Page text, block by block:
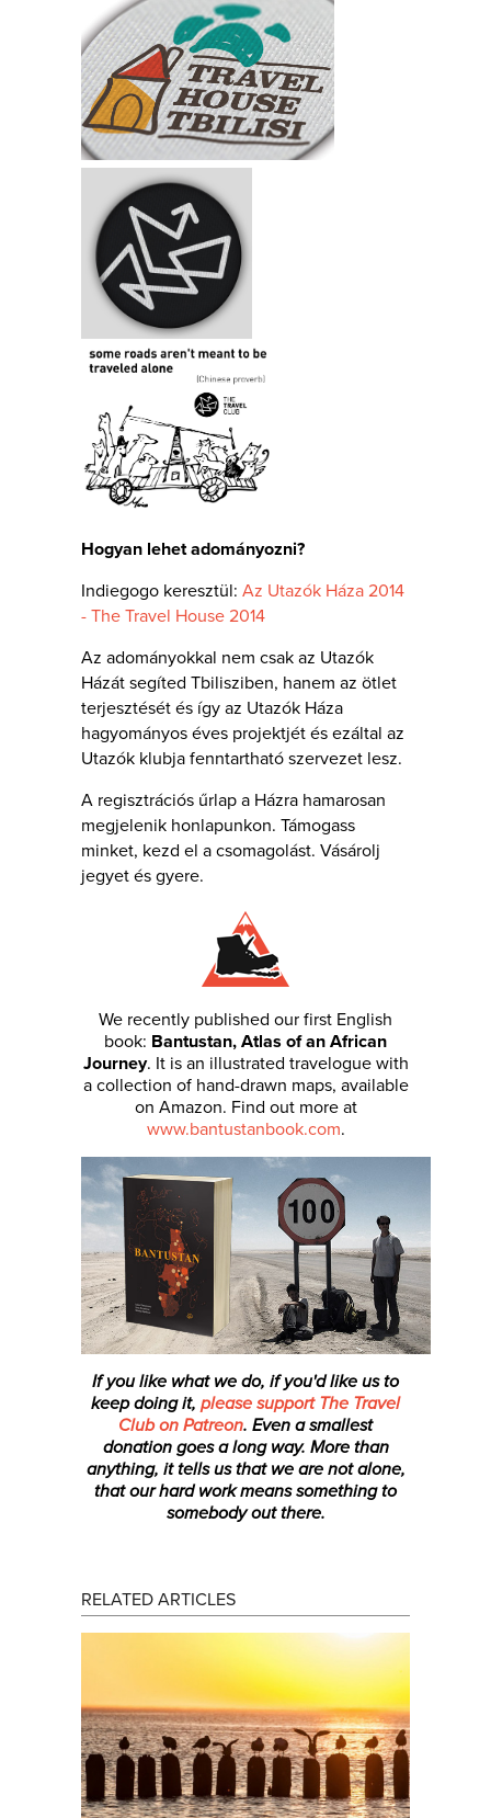
Hogyan lehet adományozni?
Indiegogo keresztül: Az Utazók Háza 2014
- The Travel House 2014
Az adományokkal nem csak az Utazók
Házát segíted Tbilisziben, hanem az ötlet
terjesztését és így az Utazók Háza
hagyományos éves projektjét és ezáltal az
Utazók klubja fenntartható szervezet lesz.
A regisztrációs űrlap a Házra hamarosan
megjelenik honlapunkon. Támogass
minket, kezd el a csomagolást. Vásárolj
jegyet és gyere.
We recently published our first English
book: Bantustan, Atlas of an African
Journey. It is an illustrated travelogue with
a collection of hand-drawn maps, available
on Amazon. Find out more at
www.bantustanbook.com.
If you like what we do, if you'd like us to
keep doing it, please support The Travel
Club on Patreon. Even a smallest
donationgoes a long way. More than
anything, it tells us that we are not alone,
that our hard work means something to
somebody out there.
RELATED ARTICLES